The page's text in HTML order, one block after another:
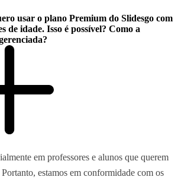
usar o plano Premium do Slidesgo com
de idade. Isso é possível? Como a
em professores e alunos que querem
estamos em conformidade com os